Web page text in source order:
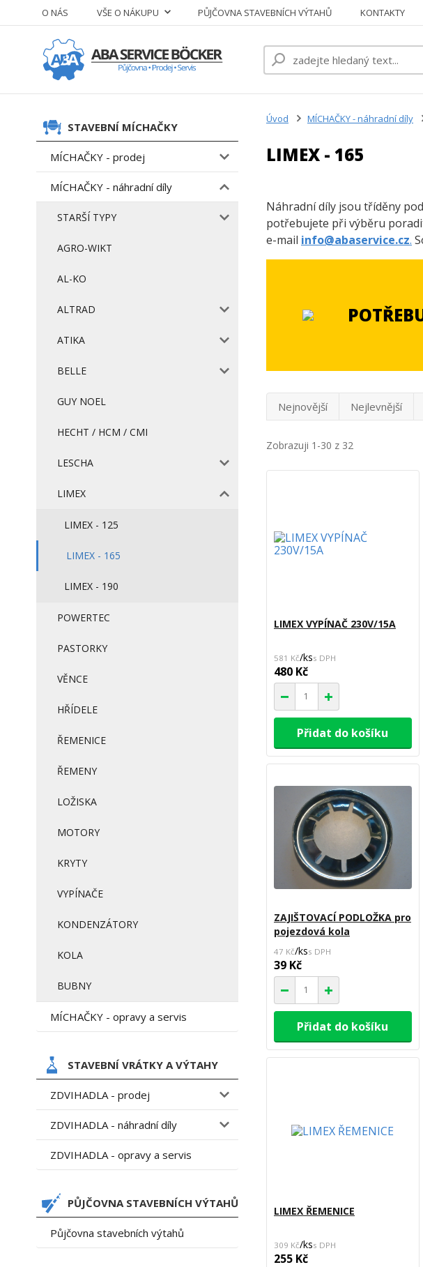
O NÁS VŠE O NÁKUPU PŮJČOVNA STAVEBNÍCH VÝTAHŮ KONTAKTY
STAVEBNÍ MÍCHAČKY
MÍCHAČKY - prodej
MÍCHAČKY - náhradní díly
STARŠÍ TYPY
AGRO-WIKT
AL-KO
ALTRAD
ATIKA
BELLE
GUY NOEL
HECHT / HCM / CMI
LESCHA
LIMEX
LIMEX - 125
LIMEX - 165
LIMEX - 190
POWERTEC
PASTORKY
VĚNCE
HŘÍDELE
ŘEMENICE
ŘEMENY
LOŽISKA
MOTORY
KRYTY
VYPÍNAČE
KONDENZÁTORY
KOLA
BUBNY
MÍCHAČKY - opravy a servis
STAVEBNÍ VRÁTKY A VÝTAHY
ZDVIHADLA - prodej
ZDVIHADLA - náhradní díly
ZDVIHADLA - opravy a servis
PŮJČOVNA STAVEBNÍCH VÝTAHŮ
Půjčovna stavebních výtahů
Úvod MÍCHAČKY - náhradní díly
LIMEX - 165
Náhradní díly jsou tříděny
potřebujete při výběru
e-mail info@abaservice.cz.
Nejnovější Nejlevnější
Zobrazuji 1-30 z 32
LIMEX VYPÍNAČ 230V/15A
581 Kč/ks
480 Kč
Přidat do košíku
ZAJIŠTOVACÍ PODLOŽKA pro
pojezdová kola
47 Kč/ks
39 Kč
Přidat do košíku
LIMEX ŘEMENICE
309 Kč/ks
255 Kč